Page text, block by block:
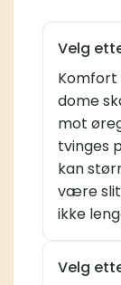
Velg
dome
mot
tvinges
kan
være
ikke
Velg